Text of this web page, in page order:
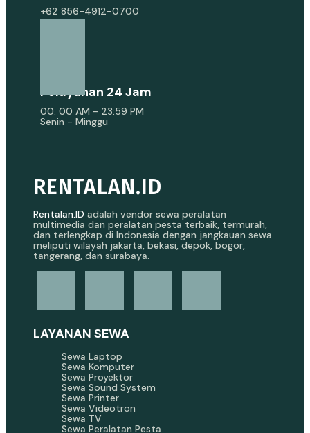
+62 856-4912-0700
Pelayanan 24 Jam
00: 00 AM - 23:59 PM
Senin - Minggu
RENTALAN.ID
Rentalan.ID adalah vendor sewa peralatan
multimedia dan peralatan pesta terbaik, termurah,
dan terlengkap di Indonesia dengan jangkauan sewa
meliputi wilayah jakarta, bekasi, depok, bogor,
tangerang, dan surabaya.
LAYANAN SEWA
Sewa Laptop
Sewa Komputer
Sewa Proyektor
Sewa Sound System
Sewa Printer
Sewa Videotron
Sewa TV
Sewa Peralatan Pesta